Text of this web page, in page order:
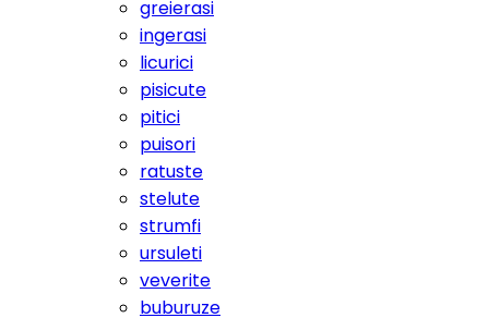
greierasi
ingerasi
licurici
pisicute
pitici
puisori
ratuste
stelute
strumfi
ursuleti
veverite
buburuze